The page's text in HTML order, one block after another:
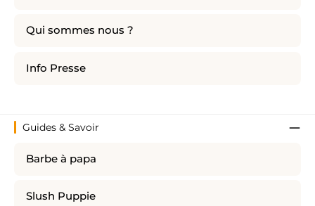
Qui sommes nous ?
Info Presse
Guides & Savoir
Barbe à papa
Slush Puppie